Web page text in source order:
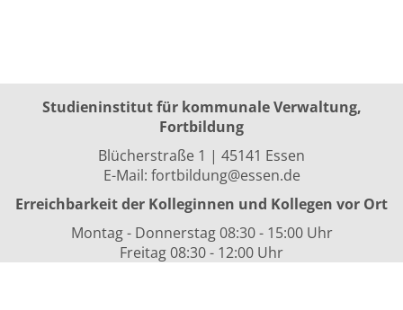
Studieninstitut für kommunale Verwaltung,
Fortbildung
Blücherstraße 1 | 45141 Essen
E-Mail: fortbildung@essen.de
Erreichbarkeit der Kolleginnen und Kollegen vor Ort
Montag - Donnerstag 08:30 - 15:00 Uhr
Freitag 08:30 - 12:00 Uhr